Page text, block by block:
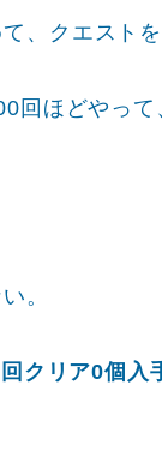
、クエストを
回ほどやって
。
クリア0個入